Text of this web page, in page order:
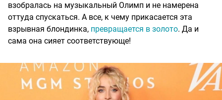
взобралась на музыкальный Олимп и не намерена
оттуда спускаться. А все, к чему прикасается эта
взрывная блондинка, превращается в золото. Да и
сама она сияет соответствующе!